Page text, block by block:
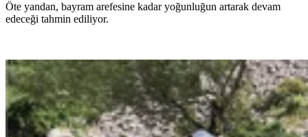
Öte yandan, bayram arefesine kadar yoğunluğun artarak devam
edeceği tahmin ediliyor.